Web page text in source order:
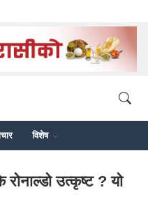
विशेष
रोनाल्डो उत्कृष्ट ? यो